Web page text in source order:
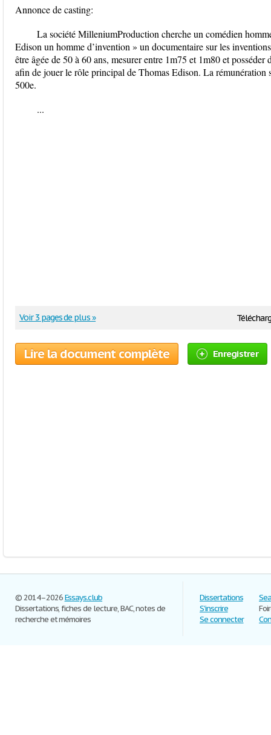
Annonce de casting:
La société MilleniumProduction cherche un comédien
Edison un homme d’invention » un documentaire sur les
être âgée de 50 à 60 ans, mesurer entre 1m75 et 1m80 et
afin de jouer le rôle principal de Thomas Edison. La rémunération
500e.
...
Voir 3 pages de plus »
Lire la document complète Enregistrer
© 2014–2026Essays.club
Dissertations, fiches de lecture, BAC, notes de
recherche et mémoires
Dissertations
S'inscrire
Se connecter